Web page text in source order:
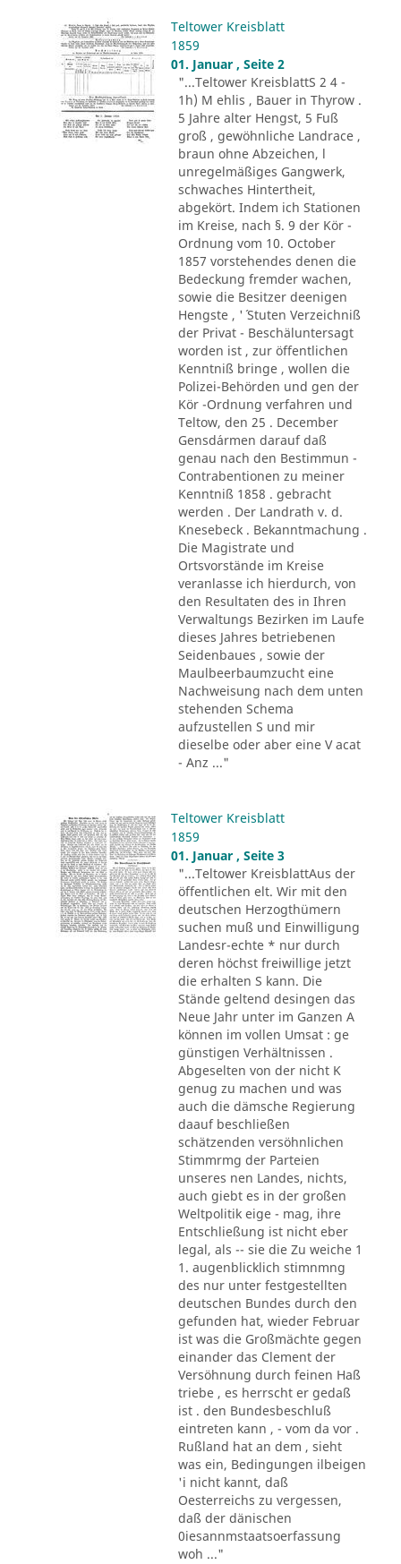
Teltower Kreisblatt
1859
01. Januar , Seite 2
"...Teltower KreisblattS 2 4 -
1h) M ehlis , Bauer in Thyrow .
5 Jahre alter Hengst, 5 Fuß
groß , gewöhnliche Landrace ,
braun ohne Abzeichen, l
unregelmäßiges Gangwerk,
schwaches Hintertheit,
abgekört. Indem ich Stationen
im Kreise, nach §. 9 der Kör -
Ordnung vom 10. October
1857 vorstehendes denen die
Bedeckung fremder wachen,
sowie die Besitzer deenigen
Hengste , '´ Stuten Verzeichniß
der Privat - Beschäluntersagt
worden ist , zur öffentlichen
Kenntniß bringe , wollen die
Polizei-Behörden und gen der
Kör -Ordnung verfahren und
Teltow, den 25 . December
Gensd´armen darauf daß
genau nach den Bestimmun -
Contrabentionen zu meiner
Kenntniß 1858 . gebracht
werden . Der Landrath v. d.
Knesebeck . Bekanntmachung .
Die Magistrate und
Ortsvorstände im Kreise
veranlasse ich hierdurch, von
den Resultaten des in Ihren
Verwaltungs Bezirken im Laufe
dieses Jahres betriebenen
Seidenbaues , sowie der
Maulbeerbaumzucht eine
Nachweisung nach dem unten
stehenden Schema
aufzustellen S und mir
dieselbe oder aber eine V acat
- Anz ..."
Teltower Kreisblatt
1859
01. Januar , Seite 3
"...Teltower KreisblattAus der
öffentlichen elt. Wir mit den
deutschen Herzogthümern
suchen muß und Einwilligung
Landesr-echte * nur durch
deren höchst freiwillige jetzt
die erhalten S kann. Die
Stände geltend desingen das
Neue Jahr unter im Ganzen A
können im vollen Umsat : ge
günstigen Verhältnissen .
Abgeselten von der nicht K
genug zu machen und was
auch die dämsche Regierung
daauf beschließen
schätzenden versöhnlichen
Stimmrmg der Parteien
unseres nen Landes, nichts,
auch giebt es in der großen
Weltpolitik eige - mag, ihre
Entschließung ist nicht eber
legal, als -- sie die Zu weiche 1
1. augenblicklich stimnmng
des nur unter festgestellten
deutschen Bundes durch den
gefunden hat, wieder Februar
ist was die Großmächte gegen
einander das Clement der
Versöhnung durch feinen Haß
triebe , es herrscht er gedaß
ist . den Bundesbeschluß
eintreten kann , - vom da vor .
Rußland hat an dem , sieht
was ein, Bedingungen ilbeigen
'i nicht kannt, daß
Oesterreichs zu vergessen,
daß der dänischen
0iesannmstaatsoerfassung
woh ..."